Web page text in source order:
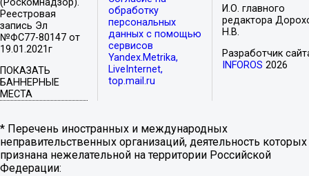
Реестровая
запись Эл
№ФС77-80147 от
19.01.2021г
ПОКАЗАТЬ
БАННЕРНЫЕ
МЕСТА
обработку
персональных
данных с помощью
сервисов
Yandex.Metrika,
LiveInternet,
top.mail.ru
И.О. главного
редактора
Н.В.
Разработчик
INFOROS 2026
* Перечень иностранных и международных
неправительственных организаций, деятельность которых
признана нежелательной на территории Российской
Федерации: